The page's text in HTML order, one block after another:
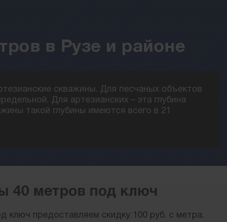
в Рузе и районе
скважины. Для песчаных объектов
Для артезианских – эта глубина
такой глубины имеются всего в 21
40 метров под ключ
ключ предоставляем скидку 100 руб. с метра.